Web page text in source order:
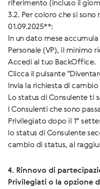
riferimento (incluso il
3.2. Per coloro che si
01.09.2025**:
In un dato mese
Personale (VP), il minimo
Accedi al tuo BackOffice.
Clicca il pulsante
Invia la richiesta di
Lo status di Consulente ti
I Consulenti che sono
Privilegiato dopo il 1°
lo status di Consulente
cambio di status, al
4. Rinnovo di
Privilegiati o la opzione